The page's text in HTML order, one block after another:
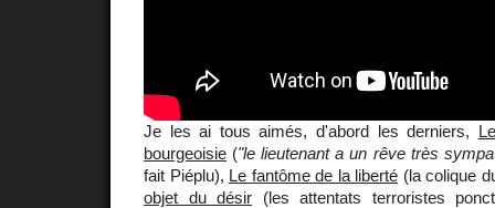
Je les ai tous aimés, d'abord les derniers,
bourgeoisie ("le lieutenant a un rêve très
fait Piéplu), Le fantôme de la liberté (la colique
objet du désir (les attentats terroristes